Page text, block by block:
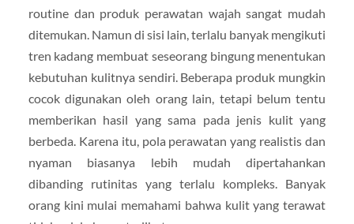
routine dan produk perawatan wajah sangat mudah
ditemukan. Namun di sisi lain, terlalu banyak mengikuti
tren kadang membuat seseorang bingung menentukan
kebutuhan kulitnya sendiri. Beberapa produk mungkin
cocok digunakan oleh orang lain, tetapi belum tentu
memberikan hasil yang sama pada jenis kulit yang
berbeda. Karena itu, pola perawatan yang realistis dan
nyaman biasanya lebih mudah dipertahankan
dibanding rutinitas yang terlalu kompleks. Banyak
orang kini mulai memahami bahwa kulit yang terawat